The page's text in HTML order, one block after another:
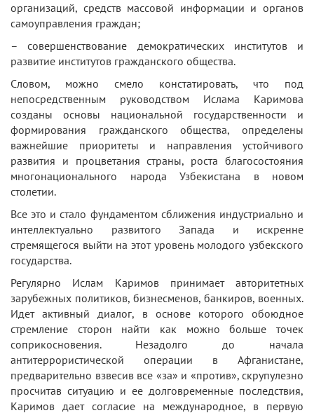
организаций, средств массовой информации и органов
самоуправления граждан;
– совершенствование демократических институтов и
развитие институтов гражданского общества.
Словом, можно смело констатировать, что под
непосредственным руководством Ислама Каримова
созданы основы национальной государственности и
формирования гражданского общества, определены
важнейшие приоритеты и направления устойчивого
развития и процветания страны, роста благосостояния
многонационального народа Узбекистана в новом
столетии.
Все это и стало фундаментом сближения индустриально и
интеллектуально развитого Запада и искренне
стремящегося выйти на этот уровень молодого узбекского
государства.
Регулярно Ислам Каримов принимает авторитетных
зарубежных политиков, бизнесменов, банкиров, военных.
Идет активный диалог, в основе которого обоюдное
стремление сторон найти как можно больше точек
соприкосновения. Незадолго до начала
антитеррористической операции в Афганистане,
предварительно взвесив все «за» и «против», скрупулезно
просчитав ситуацию и ее долговременные последствия,
Каримов дает согласие на международное, в первую